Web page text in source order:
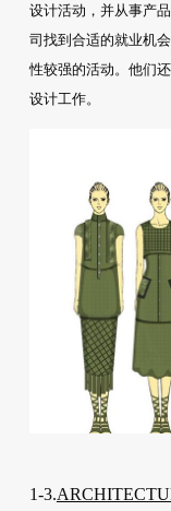
设计活动，并从事产
司找到合适的就业机
性较强的活动。他们
设计工作。
1-3.